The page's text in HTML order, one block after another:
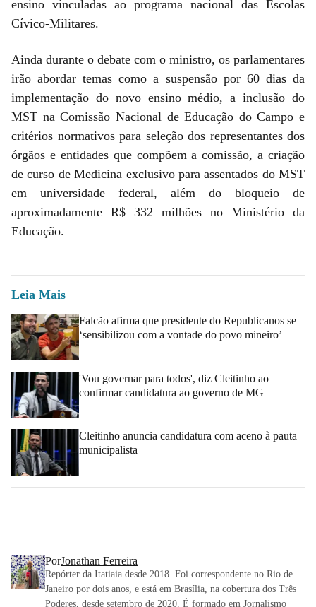
ensino vinculadas ao programa nacional das Escolas
Cívico-Militares.
Ainda durante o debate com o ministro, os parlamentares
irão abordar temas como a suspensão por 60 dias da
implementação do novo ensino médio, a inclusão do
MST na Comissão Nacional de Educação do Campo e
critérios normativos para seleção dos representantes dos
órgãos e entidades que compõem a comissão, a criação
de curso de Medicina exclusivo para assentados do MST
em universidade federal, além do bloqueio de
aproximadamente R$ 332 milhões no Ministério da
Educação.
Leia Mais
Falcão afirma que presidente do Republicanos se
‘sensibilizou com a vontade do povo mineiro’
'Vou governar para todos', diz Cleitinho ao
confirmar candidatura ao governo de MG
Cleitinho anuncia candidatura com aceno à pauta
municipalista
PorJonathan Ferreira
Repórter da Itatiaia desde 2018. Foi correspondente no Rio de
Janeiro por dois anos, e está em Brasília, na cobertura dos Três
Poderes, desde setembro de 2020. É formado em Jornalismo